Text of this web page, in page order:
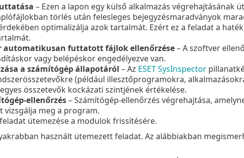
– Ezen a lapon egy külső alkalmazás végrehajtásának
törlés után felesleges bejegyzésmaradványok
optimalizálja azok tartalmát. Ezért ez a feladat a
automatikusan futtatott fájlok ellenőrzése– A szoftver
vagy belépéskor engedélyezve van.
a számítógép állapotáról – Az ESET SysInspector
(például illesztőprogramokra,
összetevők kockázati szintjének értékelése.
ellenőrzés– Számítógép-ellenőrzés végrehajtása,
vizsgálja meg a program.
ütemezése a modulok frissítésére.
használt ütemezett feladat. Az alábbiakban